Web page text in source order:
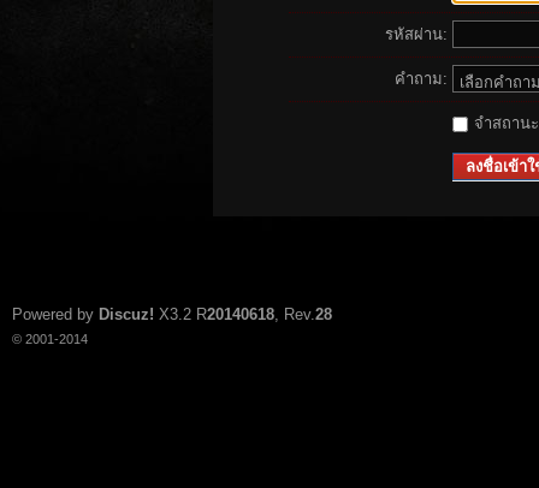
รหัสผ่าน:
คำถาม:
จำสถาน
ลงชื่อเข้าใ
Powered by Discuz! X3.2 R20140618, Rev.28
© 2001-2014